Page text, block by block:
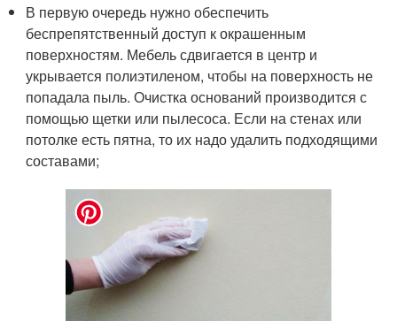
В первую очередь нужно обеспечить
беспрепятственный доступ к окрашенным
поверхностям. Мебель сдвигается в центр и
укрывается полиэтиленом, чтобы на поверхность не
попадала пыль. Очистка оснований производится с
помощью щетки или пылесоса. Если на стенах или
потолке есть пятна, то их надо удалить подходящими
составами;